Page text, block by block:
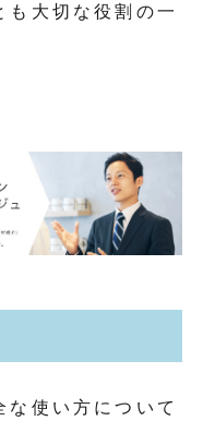
も大切な役割の一
な使い方について